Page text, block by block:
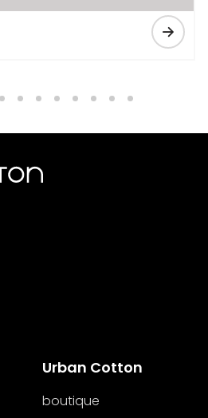
Urban Cotton
boutique